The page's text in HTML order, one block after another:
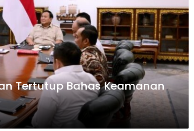
Tertutup Bahas Keamanan